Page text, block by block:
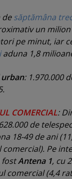
desăptămâna
un
pe minut, iar
aduna 1,8
: 1.970.000
COMERCIAL:
de
18-49 de ani
comercial). Pe
fostAntena 1, cu
comercial (4,4